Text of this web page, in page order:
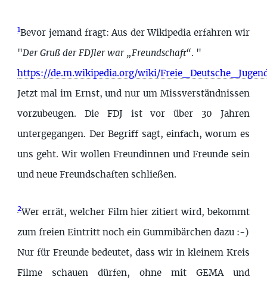
1 Bevor jemand fragt: Aus der Wikipedia erfahren wir
"Der Gruß der FDJler war „Freundschaft“. "
https://de.m.wikipedia.org/wiki/
Jetzt mal im Ernst, und nur um Missverständnissen
vorzubeugen. Die FDJ ist vor über 30 Jahren
untergegangen. Der Begriff sagt, einfach, worum es
uns geht. Wir wollen Freundinnen und Freunde sein
und neue Freundschaften schließen.
2Wer errät, welcher Film hier zitiert wird, bekommt
zum freien Eintritt noch ein Gummibärchen dazu :-)
Nur für Freunde bedeutet, dass wir in kleinem Kreis
Filme schauen dürfen, ohne mit GEMA und